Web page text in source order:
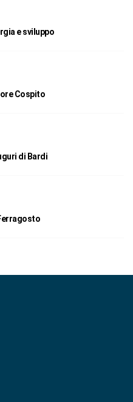
e sviluppo
Cospito
di Bardi